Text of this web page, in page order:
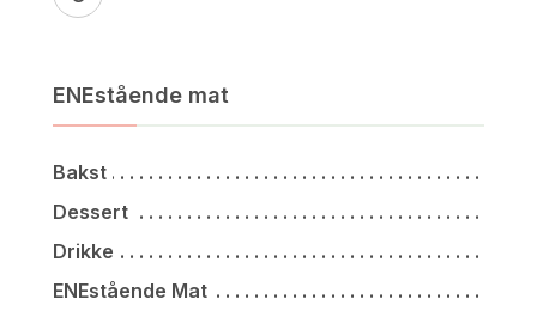
ENEstående mat
Bakst
Dessert
Drikke
ENEstående Mat